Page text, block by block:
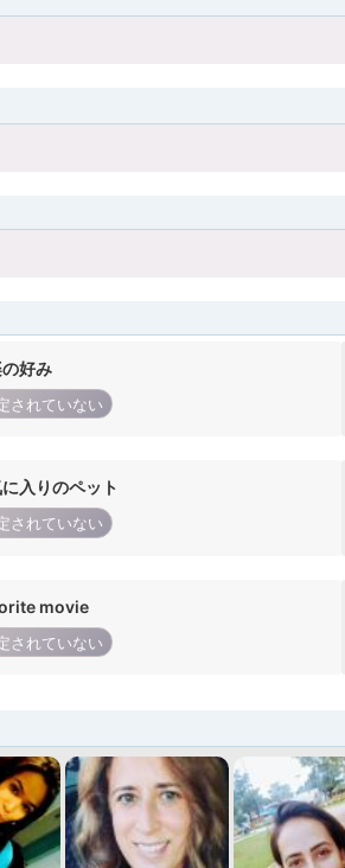
好み
されていない
入りのペット
されていない
movie
されていない